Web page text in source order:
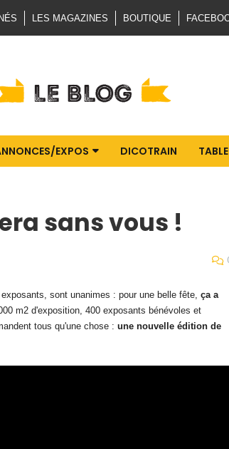
LES MAGAZINES BOUTIQUE
EXPOS DICOTRAIN
sans vous !
sont unanimes : pour une belle fête, ça a
m2 d'exposition, 400 exposants bénévoles et
tous qu'une chose : une nouvelle édition de